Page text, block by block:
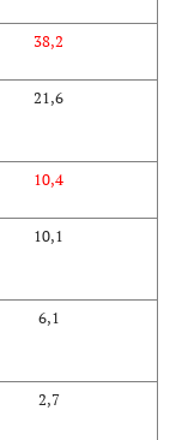
38,2
21,6
10,4
10,1
6,1
2,7